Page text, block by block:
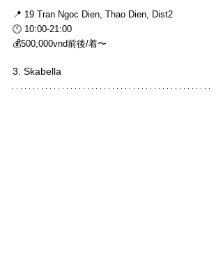
📍 19 Tran Ngoc Dien, Thao Dien, Dist2
🕛 10:00-21:00
💰500,000vnd前後/着〜
3. Skabella